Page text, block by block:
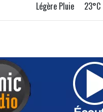
Légère Pluie 23°C